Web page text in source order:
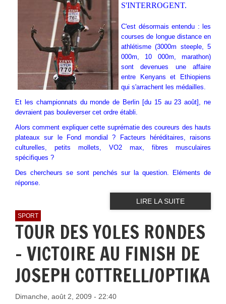
S'INTERROGENT.
C'est désormais entendu : les
courses de longue distance en
athlétisme (3000m steeple, 5
000m, 10 000m, marathon)
sont devenues une affaire
entre Kenyans et Ethiopiens
qui s'arrachent les médailles.
Et les championnats du monde de Berlin [du 15 au 23 août], ne
devraient pas bouleverser cet ordre établi.
Alors comment expliquer cette suprématie des coureurs des hauts
plateaux sur le Fond mondial ? Facteurs héréditaires, raisons
culturelles, petits mollets, VO2 max, fibres musculaires
spécifiques ?
Des chercheurs se sont penchés sur la question. Eléments de
réponse.
LIRE LA SUITE
SPORT
TOUR DES YOLES RONDES
- VICTOIRE AU FINISH DE
JOSEPH COTTRELL/OPTIKA
Dimanche, août 2, 2009 - 22:40